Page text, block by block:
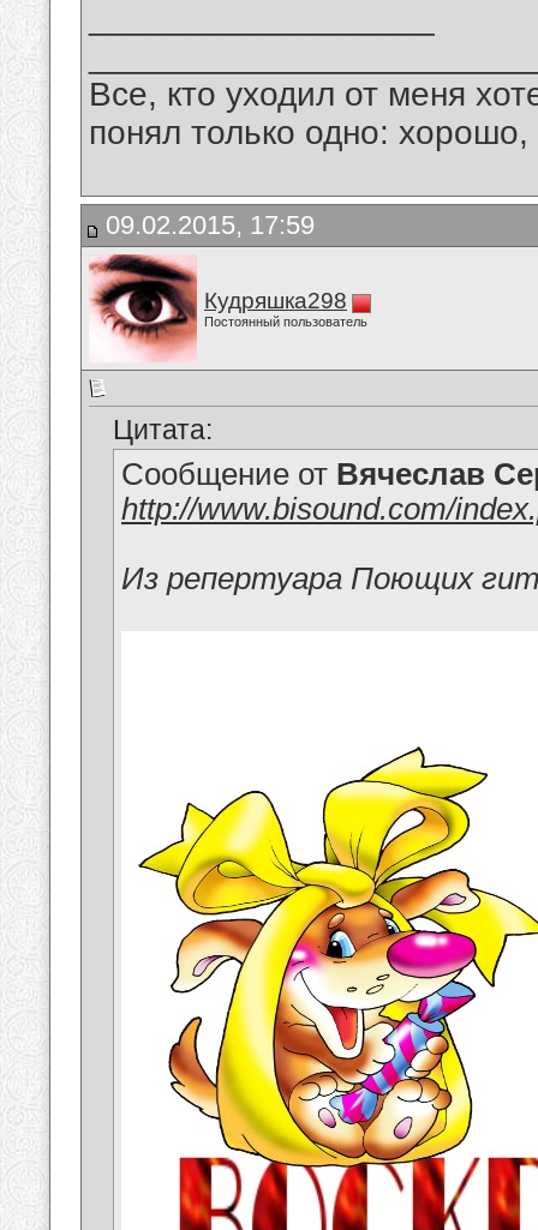
Все, кто уходил от меня
понял только одно:
09.02.2015, 17:59
Кудряшка298
Постоянный пользователь
Цитата:
Сообщение от Вячеслав
http://www.bisound.com/
Из репертуара Поющих